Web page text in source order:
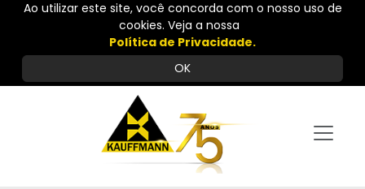
Ao utilizar este site, você concorda com o nosso uso de
cookies. Veja a nossa
Política de Privacidade.
OK